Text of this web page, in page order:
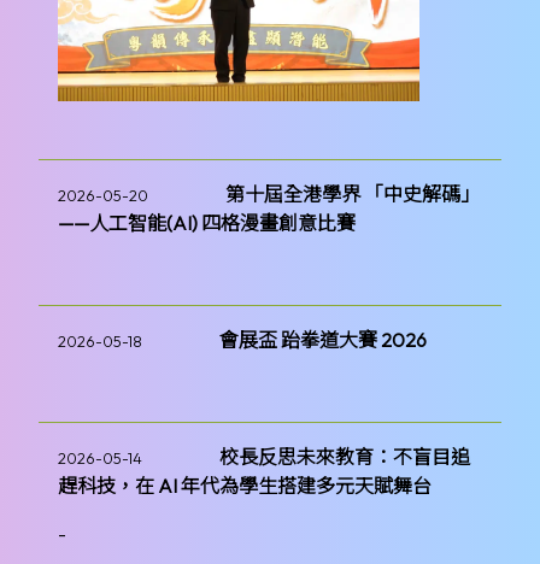
2026-05-20
第十屆全港學界 「中史解碼」
——人工智能(AI) 四格漫畫創意比賽
2026-05-18 會展盃 跆拳道大賽 2026
2026-05-14
校長反思未來教育：不盲目追
趕科技，在 AI 年代為學生搭建多元天賦舞台
-